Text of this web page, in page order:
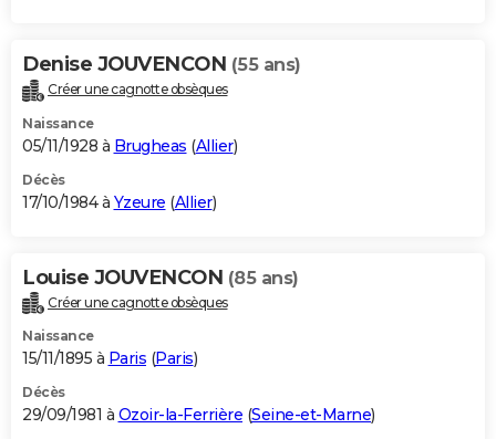
Denise JOUVENCON (55 ans)
Créer une cagnotte obsèques
Naissance
05/11/1928 à Brugheas (Allier)
Décès
17/10/1984 à Yzeure (Allier)
Louise JOUVENCON (85 ans)
Créer une cagnotte obsèques
Naissance
15/11/1895 à Paris (Paris)
Décès
29/09/1981 à Ozoir-la-Ferrière (Seine-et-Marne)